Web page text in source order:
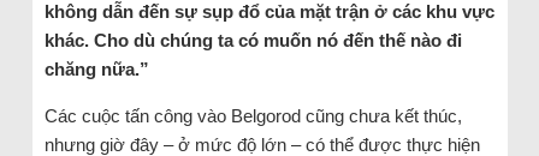
không dẫn đến sự sụp đổ của mặt trận ở các khu vực
khác. Cho dù chúng ta có muốn nó đến thế nào đi
chăng nữa.”
Các cuộc tấn công vào Belgorod cũng chưa kết thúc,
nhưng giờ đây – ở mức độ lớn – có thể được thực hiện